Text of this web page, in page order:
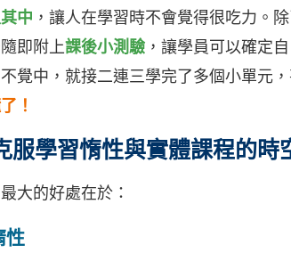
其中 ，讓人在學習時不會覺得很吃力。
即附上課後小測驗 ，讓學員可以確定
覺中，就接二連三學完了多個小單元
！
服學習惰性與實體課程的時
大的好處在於：
性